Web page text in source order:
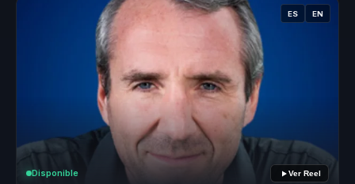
ES EN
Disponible Ver Reel